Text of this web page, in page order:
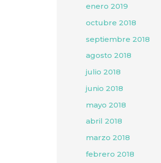
enero 2019
octubre 2018
septiembre 2018
agosto 2018
julio 2018
junio 2018
mayo 2018
abril 2018
marzo 2018
febrero 2018